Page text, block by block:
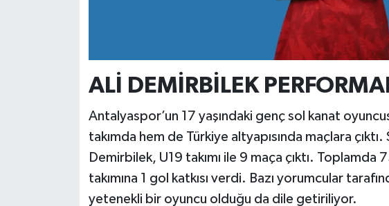
ALİ DEMİRBİLEK
Antalyaspor’un 17 yaşındaki genç sol kanat
takımda hem de Türkiye altyapısında maçlara
Demirbilek, U19 takımı ile 9 maça çıktı. Toplamda
takımına 1 gol katkısı verdi. Bazı yorumcular
yetenekli bir oyuncu olduğu da dile getiriliyor.